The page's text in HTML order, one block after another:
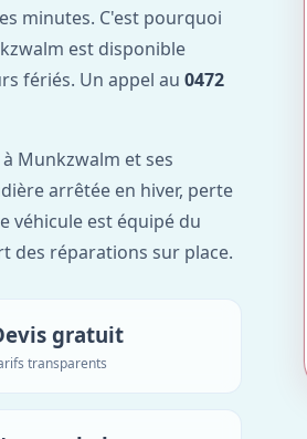
minutes. C'est pourquoi
est disponible
fériés. Un appel au 0472
à Munkzwalm et ses
arrêtée en hiver, perte
véhicule est équipé du
des réparations sur place.
gratuit
transparents